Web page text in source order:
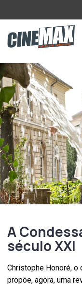
Saltar para o
A
século XXI
Christophe Honoré, o
propõe, agora, uma